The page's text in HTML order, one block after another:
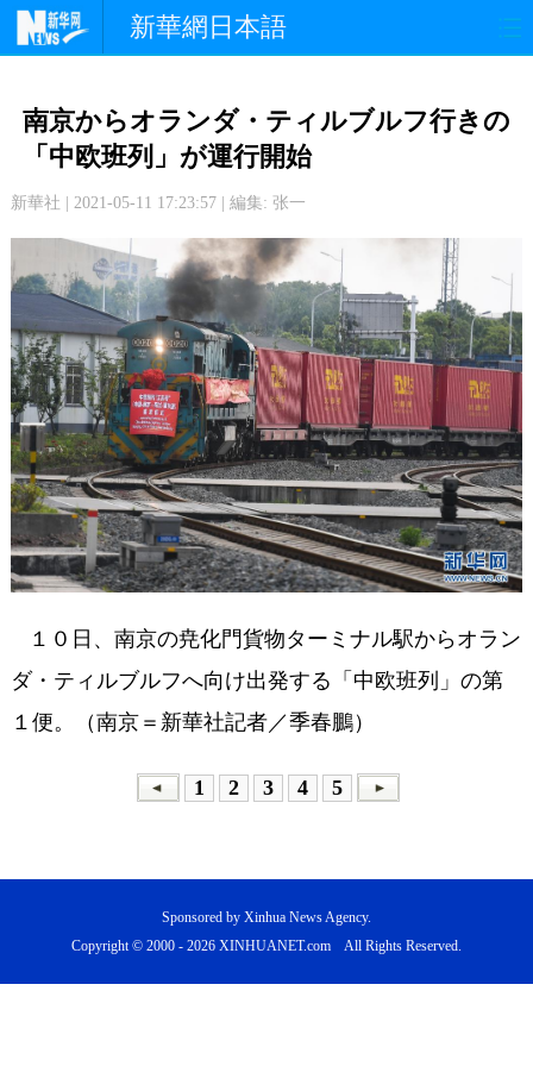
新華網日本語
文 化 観 光
中日交流 国 際
写 真
南京からオランダ・ティルブルフ行きの
「中欧班列」が運行開始
新華社 | 2021-05-11 17:23:57 | 編集: 张一
１０日、南京の尭化門貨物ターミナル駅からオラン
ダ・ティルブルフへ向け出発する「中欧班列」の第
１便。（南京＝新華社記者／季春鵬）
1 2 3 4 5
Sponsored by Xinhua News Agency.
Copyright © 2000 - 2026 XINHUANET.com All Rights Reserved.